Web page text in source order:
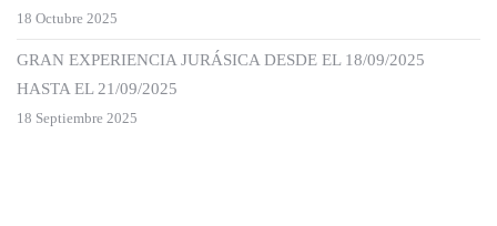
18 Octubre 2025
GRAN EXPERIENCIA JURÁSICA DESDE EL 18/09/2025
HASTA EL 21/09/2025
18 Septiembre 2025